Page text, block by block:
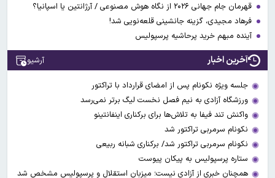
قهرمان جام جهانی ۲۰۲۶ از نگاه هوش مصنوعی / آرژانتین یا اسپانیا؟
فرهاد مجیدی، گزینه جانشینی قلعه‌نویی شد!
آینده مبهم خرید پرحاشیه پرسپولیس
آخرین اخبار آرشیو
جلسه ویژه نکونام پس از امضای قرارداد با تراکتور
ورزشگاه آزادی به نیم فصل نخست لیگ برتر نمی‌رسد
واکنش تند فیفا به تلاش‌ها برای برکناری اینفانتینو
نکونام سرمربی تراکتور شد
نکونام سرمربی تراکتور شد/ برکناری شبانه ربیعی
ستاره پرسپولیس به پیکان پیوست
همچنان خبری از آزادی نیست؛ میزبان استقلال و پرسپولیس مشخص شد